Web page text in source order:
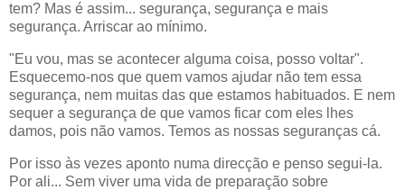
tem? Mas é assim... segurança, segurança e mais
segurança. Arriscar ao mínimo.
"Eu vou, mas se acontecer alguma coisa, posso voltar".
Esquecemo-nos que quem vamos ajudar não tem essa
segurança, nem muitas das que estamos habituados. E nem
sequer a segurança de que vamos ficar com eles lhes
damos, pois não vamos. Temos as nossas seguranças cá.
Por isso às vezes aponto numa direcção e penso segui-la.
Por ali... Sem viver uma vida de preparação sobre